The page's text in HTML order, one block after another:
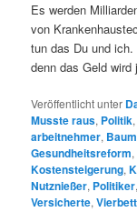
Es werden
von
tun das Du und
denn das Geld
Veröffentlicht unter
Musste raus, Politik
arbeitnehmer,
Gesundheitsreform,
Kostensteigerung,
Nutznießer, Politiker
Versicherte,